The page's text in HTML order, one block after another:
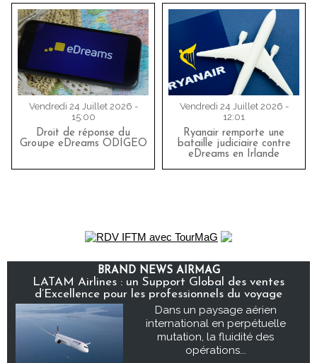
Vendredi 24 Juillet 2026 -
15:00
Droit de réponse du
Groupe eDreams ODIGEO
Vendredi 24 Juillet 2026 -
12:01
Ryanair remporte une
bataille judiciaire contre
eDreams en Irlande
BRAND NEWS AIRMAG
LATAM Airlines : un Support Global des ventes
d’Excellence pour les professionnels du voyage
Dans un paysage aérien
international en perpétuelle
mutation, la fluidité des
opérations...